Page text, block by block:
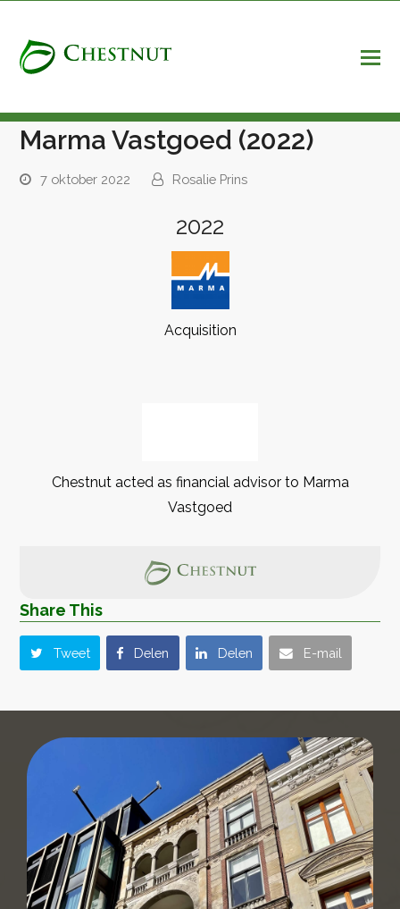
Marma Vastgoed (2022)
7 oktober 2022 Rosalie Prins
2022
Acquisition
Chestnut acted as financial advisor to Marma
Vastgoed
Share This
Tweet Delen Delen E-mail